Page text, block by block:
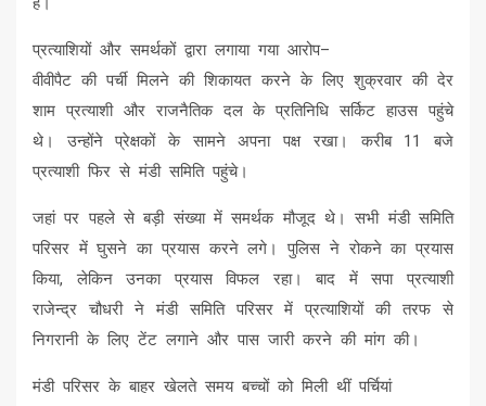
प्रत्याशियों और समर्थकों द्वारा लगाया गया आरोप–
वीवीपैट की पर्ची मिलने की शिकायत करने के लिए शुक्रवार की देर
शाम प्रत्याशी और राजनैतिक दल के प्रतिनिधि सर्किट हाउस पहुंचे
थे। उन्‍होंने प्रेक्षकों के सामने अपना पक्ष रखा। करीब 11 बजे
प्रत्याशी फिर से मंडी समिति पहुंचे।
जहां पर पहले से बड़ी संख्या में समर्थक मौजूद थे। सभी मंडी समिति
परिसर में घुसने का प्रयास करने लगे। पुलिस ने रोकने का प्रयास
किया, लेकिन उनका प्रयास विफल रहा। बाद में सपा प्रत्याशी
राजेन्द्र चौधरी ने मंडी समिति परिसर में प्रत्याशियों की तरफ से
निगरानी के लिए टेंट लगाने और पास जारी करने की मांग की।
मंडी परिसर के बाहर खेलते समय बच्चों को मिली थीं पर्चियां